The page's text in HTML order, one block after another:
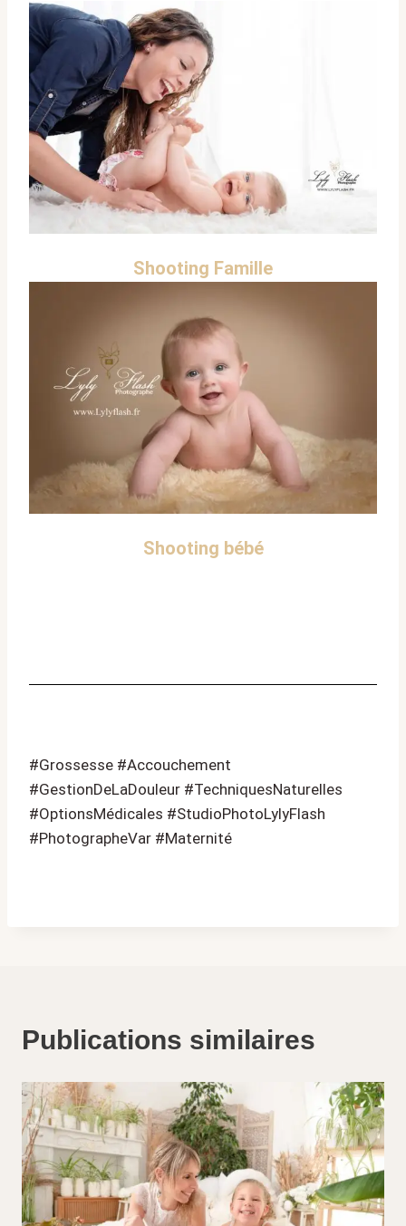
Shooting Famille
Shooting bébé
#Grossesse #Accouchement
#GestionDeLaDouleur #TechniquesNaturelles
#OptionsMédicales #StudioPhotoLylyFlash
#PhotographeVar #Maternité
Publications similaires